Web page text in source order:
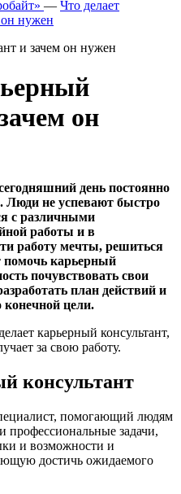
— Что делает
он нужен
и зачем он нужен
он
день постоянно
Люди не успевают быстро
с различными
работы и в
работу мечты, решиться
помочь карьерный
почувствовать свои
план действий и
конечной цели.
карьерный консультант,
за свою работу.
консультант
помогающий людям
профессиональные задачи,
и возможности и
достичь ожидаемого